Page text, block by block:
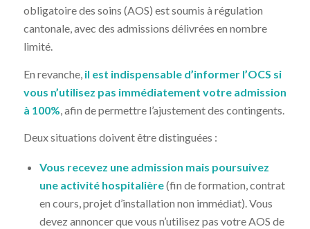
obligatoire des soins (AOS) est soumis à régulation
cantonale, avec des admissions délivrées en nombre
limité.
En revanche, il est indispensable d’informer l’OCS si
vous n’utilisez pas immédiatement votre admission
à 100%, afin de permettre l’ajustement des contingents.
Deux situations doivent être distinguées :
Vous recevez une admission mais poursuivez
une activité hospitalière(fin de formation, contrat
en cours, projet d’installation non immédiat). Vous
devez annoncer que vous n’utilisez pas votre AOS de